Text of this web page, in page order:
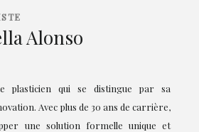
Alonso
plasticien qui se distingue par sa
Avec plus de 30 ans de carrière,
une solution formelle unique et